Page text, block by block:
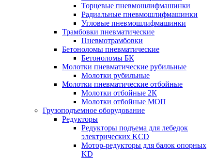
Торцевые пневмошлифмашинки
Радиальные пневмошлифмашинки
Угловые пневмошлифмашинки
Трамбовки пневматические
Пневмотрамбовки
Бетоноломы пневматические
Бетоноломы БК
Молотки пневматические рубильные
Молотки рубильные
Молотки пневматические отбойные
Молотки отбойные 2К
Молотки отбойные МОП
Грузоподъемное оборудование
Редукторы
Редукторы подъема для лебедок
электрических KCD
Мотор-редукторы для балок опорных
KD